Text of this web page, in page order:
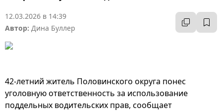
12.03.2026 в 14:39
Автор: Дина Буллер
42-летний житель Половинского округа понес
уголовную ответственность за использование
поддельных водительских прав, сообщает